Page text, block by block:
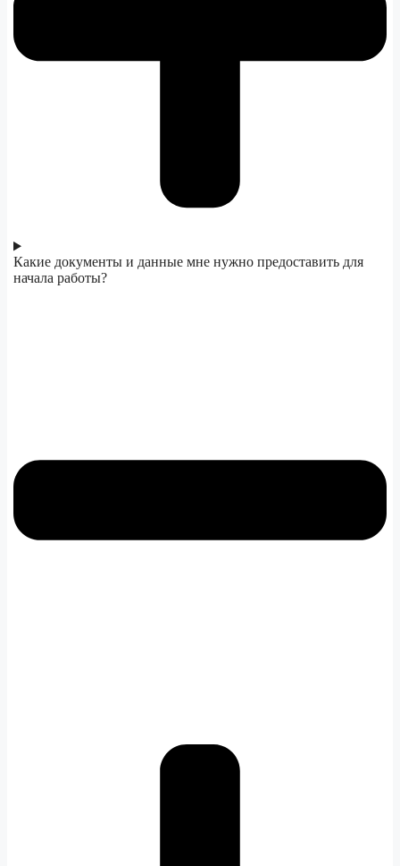
Какие документы и данные мне нужно предоставить для
начала работы?